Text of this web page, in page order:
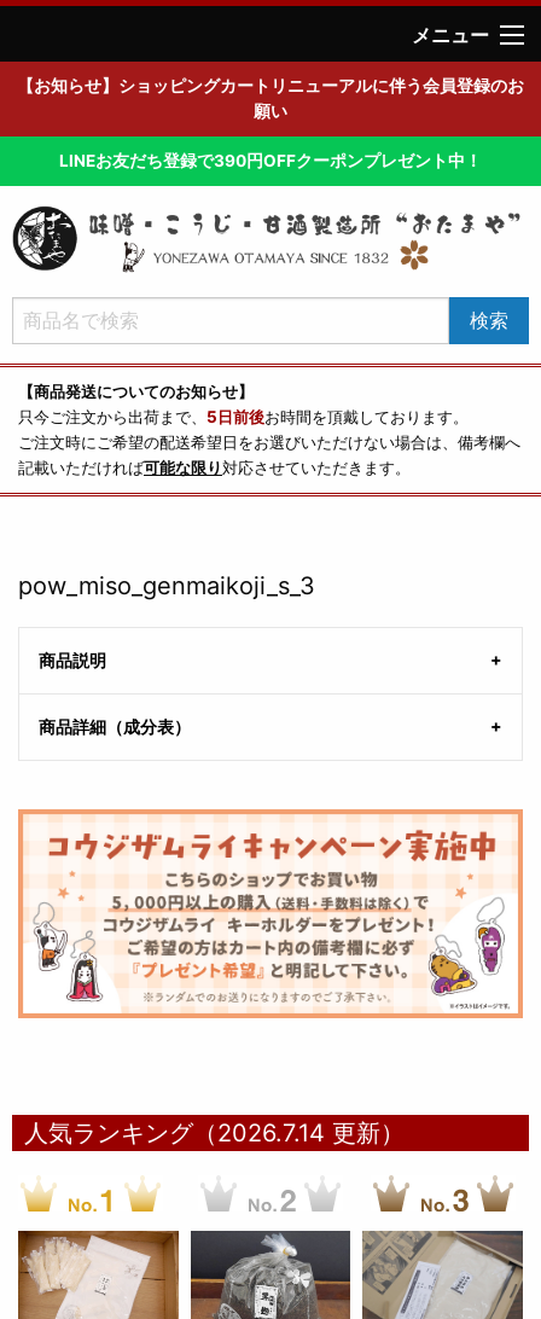
メニュー
【お知らせ】ショッピングカートリニューアルに伴う会員登録のお
願い
LINEお友だち登録で390円OFFクーポンプレゼント中！
【商品発送についてのお知らせ】
只今ご注文から出荷まで、 5日前後お時間を頂戴しております。
ご注文時にご希望の配送希望日をお選びいただけない場合は、備考欄へ
記載いただければ可能な限り対応させていただきます。
pow_miso_genmaikoji_s_3
商品説明
商品詳細（成分表）
人気ランキング（2026.7.14 更新）